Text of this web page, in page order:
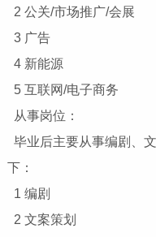
2 公关/市场推广/会展
3 广告
4 新能源
5 互联网/电子商务
从事岗位：
毕业后主要从事编剧、
下：
1 编剧
2 文案策划